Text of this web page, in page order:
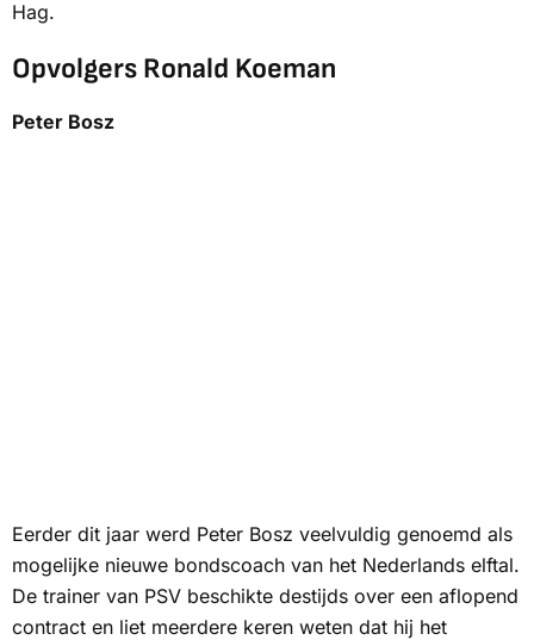
Hag.
Opvolgers Ronald Koeman
Peter Bosz
Eerder dit jaar werd Peter Bosz veelvuldig genoemd als
mogelijke nieuwe bondscoach van het Nederlands elftal.
De trainer van PSV beschikte destijds over een aflopend
contract en liet meerdere keren weten dat hij het